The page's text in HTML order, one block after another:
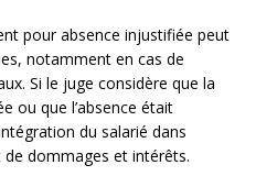
pour absence injustifiée peut
notamment en cas de
Si le juge considère que la
ou que l’absence était
du salarié dans
de dommages et intérêts.